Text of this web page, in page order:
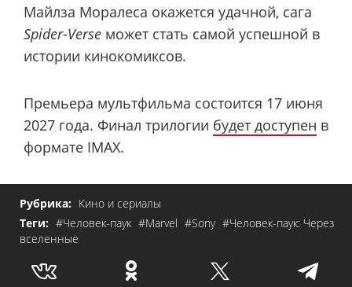
Майлза Моралеса окажется удачной, сага
Spider-Verse может стать самой успешной в
истории кинокомиксов.
Премьера мультфильма состоится 17 июня
2027 года. Финал трилогии будет доступен в
формате IMAX.
Рубрика: Кино и сериалы
Теги: #Человек-паук #Marvel #Sony #Человек-паук: Через
вселенные